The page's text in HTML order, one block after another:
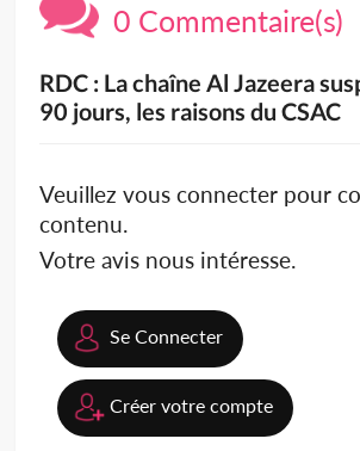
0 Commentaire(s)
RDC : La chaîne Al Jazeera
90 jours, les raisons du CSAC
Veuillez vous connecter pour
contenu.
Votre avis nous intéresse.
Se Connecter
Créer votre compte